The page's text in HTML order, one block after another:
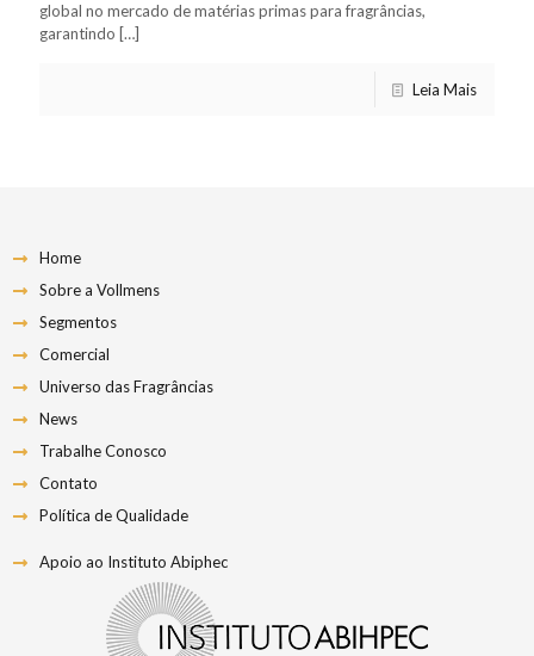
global no mercado de matérias primas para fragrâncias,
garantindo […]
Leia Mais
Home
Sobre a Vollmens
Segmentos
Comercial
Universo das Fragrâncias
News
Trabalhe Conosco
Contato
Política de Qualidade
Apoio ao Instituto Abiphec